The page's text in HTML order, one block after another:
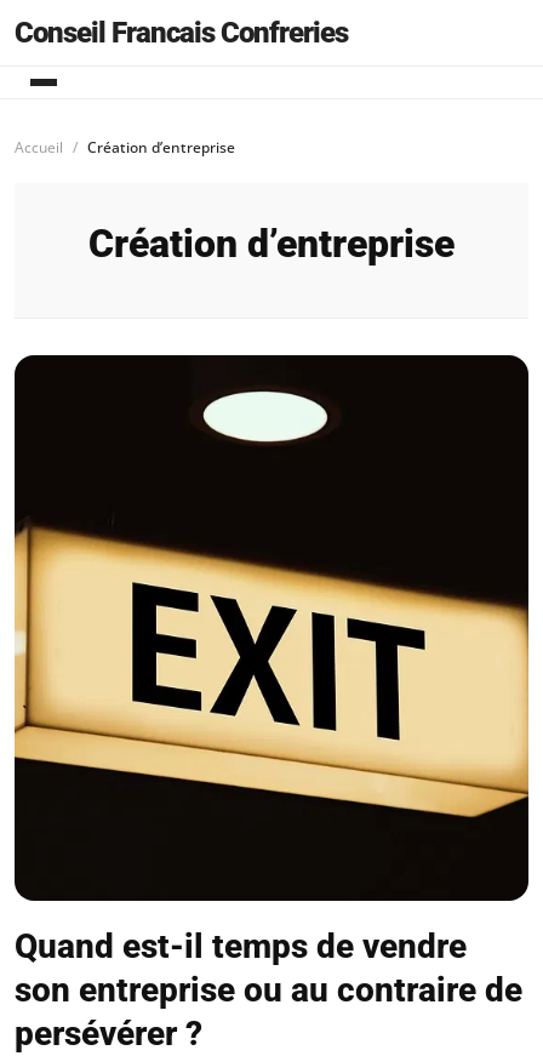
Conseil Francais Confreries
Accueil Création d’entreprise
Création d’entreprise
Quand est-il temps de vendre
son entreprise ou au contraire de
persévérer ?